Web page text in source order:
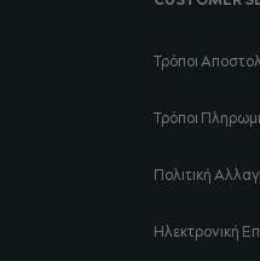
Τρόποι
Τρόποι
Πολιτική
Ηλεκτρονική